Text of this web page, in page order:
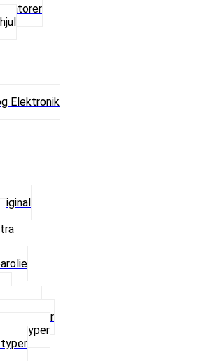
Elektronik
alle typer
typer